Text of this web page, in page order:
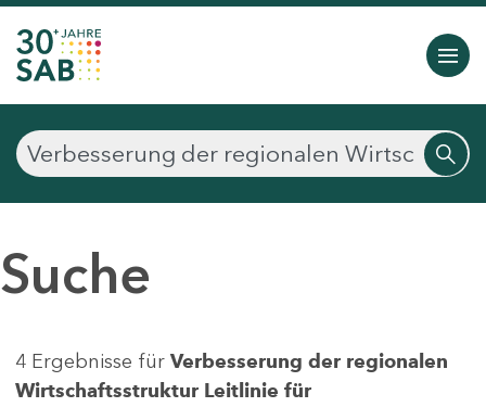
Suche
4 Ergebnisse für Verbesserung der regionalen
Wirtschaftsstruktur Leitlinie für